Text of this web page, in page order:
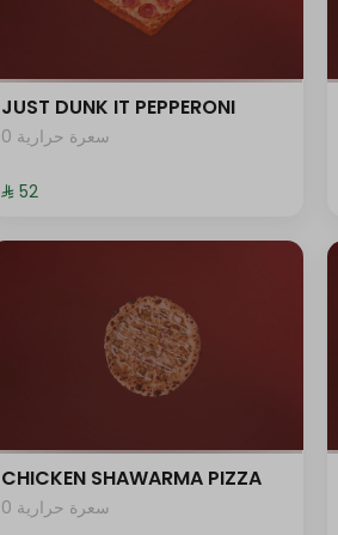
JUST DUNK IT PEPPERONI
0 سعرة حرارية
⁨⁦‪‬ 52⁩
CHICKEN SHAWARMA PIZZA
0 سعرة حرارية